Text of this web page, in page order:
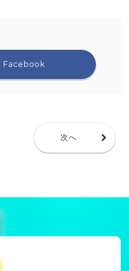
Facebook
次へ